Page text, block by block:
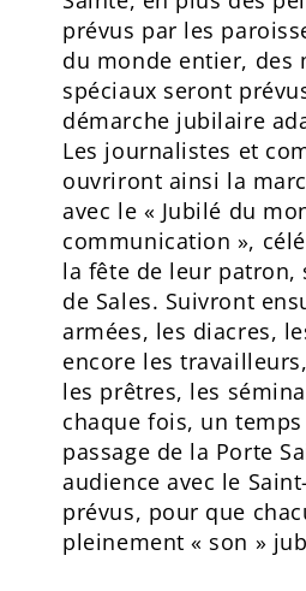
prévus par les
du monde entier, des
spéciaux seront
démarche jubilaire
Les journalistes et
ouvriront ainsi la
avec le « Jubilé du
communication »,
la fête de leur patron,
de Sales. Suivront
armées, les diacres,
encore les
les prêtres, les
chaque fois, un
passage de la Porte
audience avec le
prévus, pour que
pleinement « son »